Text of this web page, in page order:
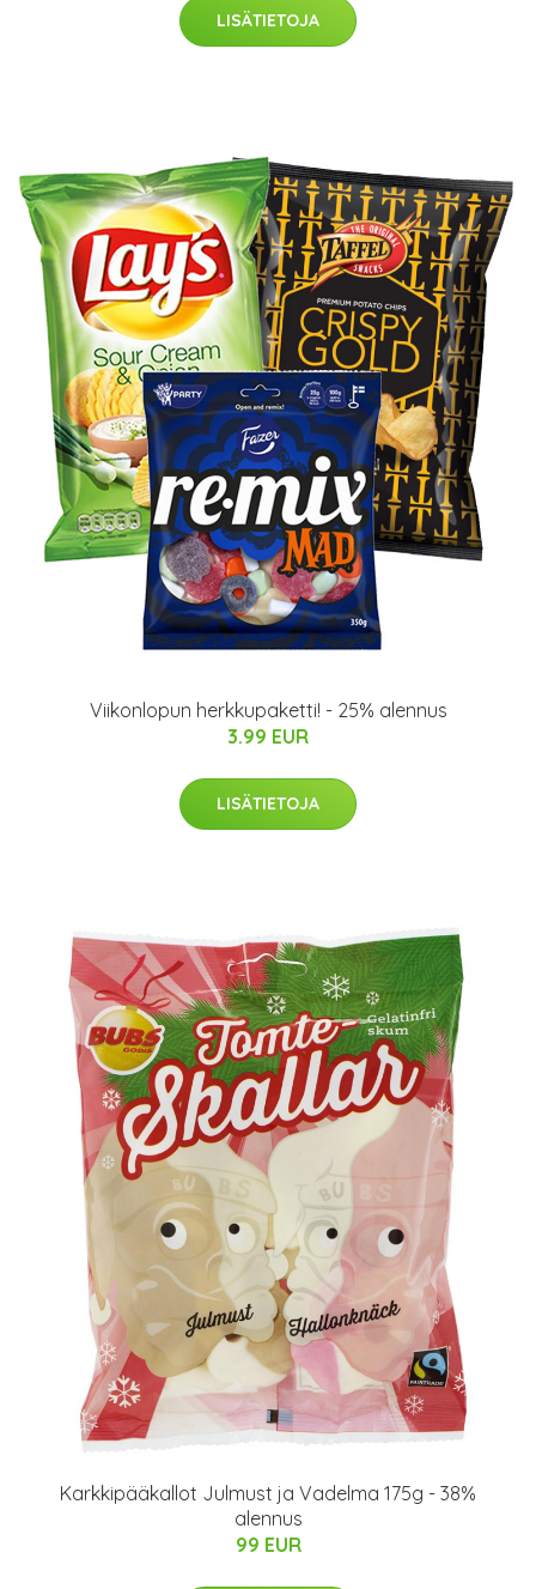
LISÄTIETOJA
Viikonlopun herkkupaketti! - 25% alennus
3.99 EUR
LISÄTIETOJA
Karkkipääkallot Julmust ja Vadelma 175g - 38%
alennus
99 EUR